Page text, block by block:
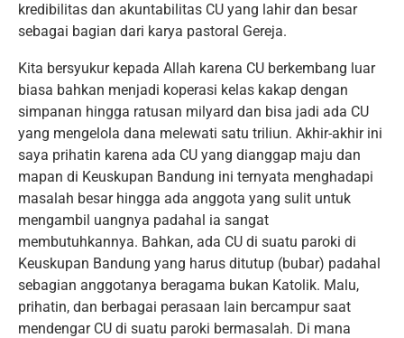
kredibilitas dan akuntabilitas CU yang lahir dan besar
sebagai bagian dari karya pastoral Gereja.
Kita bersyukur kepada Allah karena CU berkembang luar
biasa bahkan menjadi koperasi kelas kakap dengan
simpanan hingga ratusan milyard dan bisa jadi ada CU
yang mengelola dana melewati satu triliun. Akhir-akhir ini
saya prihatin karena ada CU yang dianggap maju dan
mapan di Keuskupan Bandung ini ternyata menghadapi
masalah besar hingga ada anggota yang sulit untuk
mengambil uangnya padahal ia sangat
membutuhkannya. Bahkan, ada CU di suatu paroki di
Keuskupan Bandung yang harus ditutup (bubar) padahal
sebagian anggotanya beragama bukan Katolik. Malu,
prihatin, dan berbagai perasaan lain bercampur saat
mendengar CU di suatu paroki bermasalah. Di mana